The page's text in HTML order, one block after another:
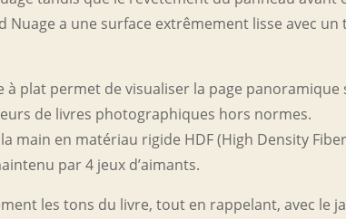
a une surface extrêmement lisse avec
plat permet de visualiser la page
de livres photographiques hors normes.
main en matériau rigide HDF (High Density
par 4 jeux d’aimants.
les tons du livre, tout en rappelant, avec le